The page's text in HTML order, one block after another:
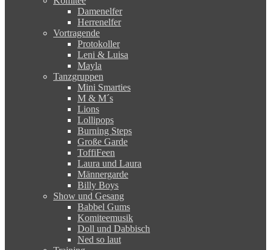
Damenelfer
Herrenelfer
Vortragende
Protokoller
Leni & Luisa
Mayla
Tanzgruppen
Mini Smarties
M & M´s
Lions
Lollipops
Burning Steps
Große Garde
ToffiFeen
Laura und Laura
Männergarde
Billy Boys
Show und Gesang
Babbel Gums
Komiteemusik
Doll und Dabbisch
Ned so laut